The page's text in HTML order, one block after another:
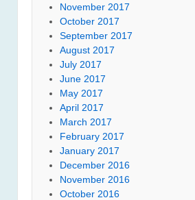
November 2017
October 2017
September 2017
August 2017
July 2017
June 2017
May 2017
April 2017
March 2017
February 2017
January 2017
December 2016
November 2016
October 2016